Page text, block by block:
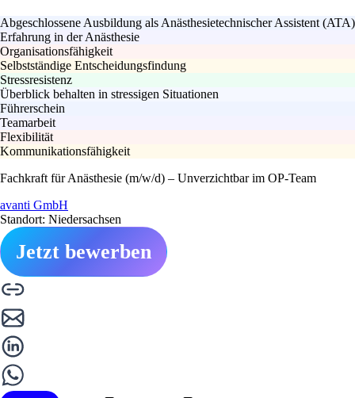
Abgeschlossene Ausbildung als Anästhesietechnischer Assistent (ATA)
Erfahrung in der Anästhesie
Organisationsfähigkeit
Selbstständige Entscheidungsfindung
Stressresistenz
Überblick behalten in stressigen Situationen
Führerschein
Teamarbeit
Flexibilität
Kommunikationsfähigkeit
Fachkraft für Anästhesie (m/w/d) – Unverzichtbar im OP-Team
avanti GmbH
Standort: Niedersachsen
Jetzt bewerben